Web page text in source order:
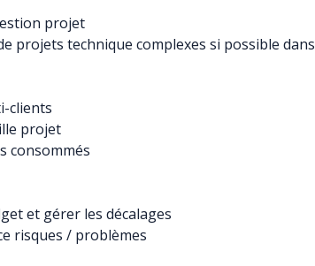
projet
projets technique complexes si possible dans
clients
projet
consommés
et gérer les décalages
risques / problèmes